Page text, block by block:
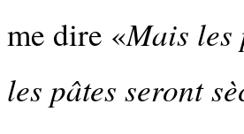
me dire «Mais
les pâtes seront